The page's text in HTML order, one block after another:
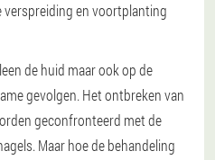
en voortplanting
de huid maar ook op de
gevolgen. Het ontbreken van
geconfronteerd met de
Maar hoe de behandeling